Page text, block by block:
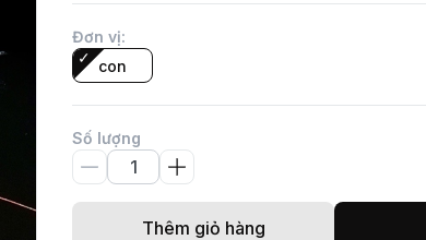
Đơn vị:
con
Số lượng
Thêm giỏ hàng